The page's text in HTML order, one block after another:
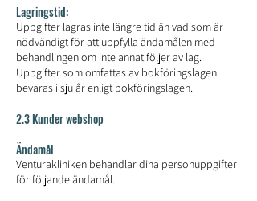
Lagringstid:
Uppgifter lagras inte längre tid än vad som är
nödvändigt för att uppfylla ändamålen med
behandlingen om inte annat följer av lag.
Uppgifter som omfattas av bokföringslagen
bevaras i sju år enligt bokföringslagen.
2.3 Kunder webshop
Ändamål
Venturakliniken behandlar dina personuppgifter
för följande ändamål.